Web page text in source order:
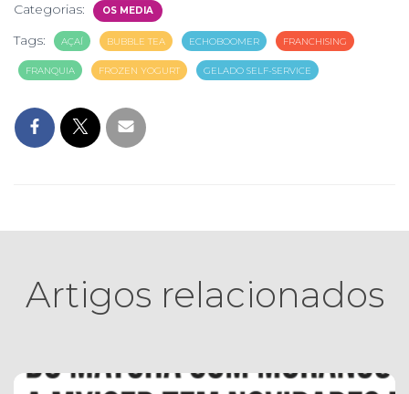
Categorias: OS MEDIA
Tags: AÇAÍ BUBBLE TEA ECHOBOOMER FRANCHISING
FRANQUIA FROZEN YOGURT GELADO SELF-SERVICE
Artigos relacionados